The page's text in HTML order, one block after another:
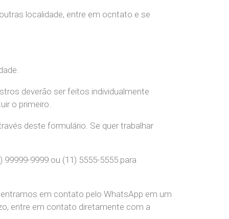
outras localidade, entre em ocntato e se
deverão ser feitos individualmente
o primeiro.
deste formulário. Se quer trabalhar
9999 ou (11) 5555-5555 para
em contato pelo WhatsApp em um
entre em contato diretamente com a